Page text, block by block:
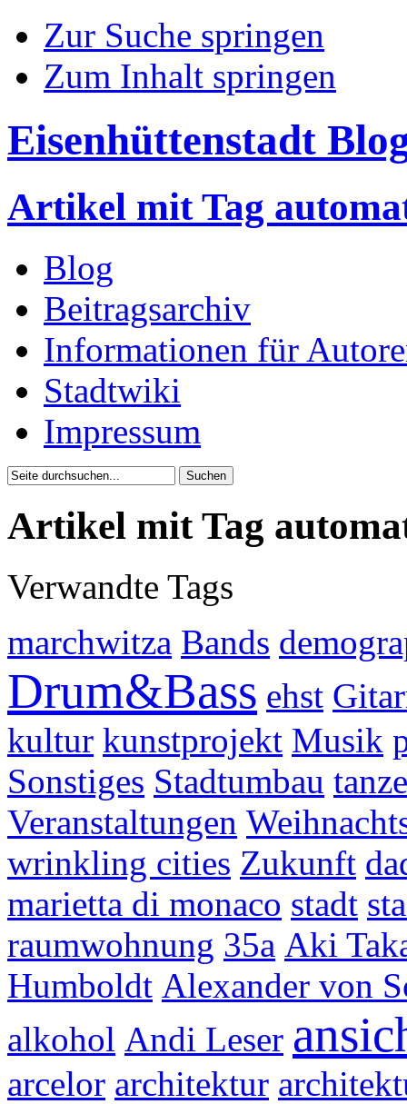
Zur Suche springen
Zum Inhalt springen
Eisenhüttenstadt
Artikel mit Tag
Blog
Beitragsarchiv
Informationen für
Stadtwiki
Impressum
Artikel mit Tag
Verwandte Tags
marchwitza Bands
Drum&Bass ehst
kultur kunstprojekt Musik
Sonstiges Stadtumbau
Veranstaltungen
wrinkling cities Zukunft
marietta di monaco stadt
raumwohnung 35a Aki
Humboldt Alexander von
alkohol Andi Leser
arcelor architektur